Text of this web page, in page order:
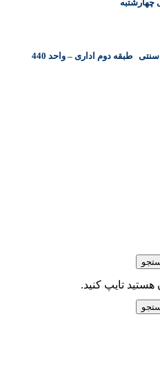
چهارشتبه
طبقه دوم اداری – واحد 440
تایپ کنید.